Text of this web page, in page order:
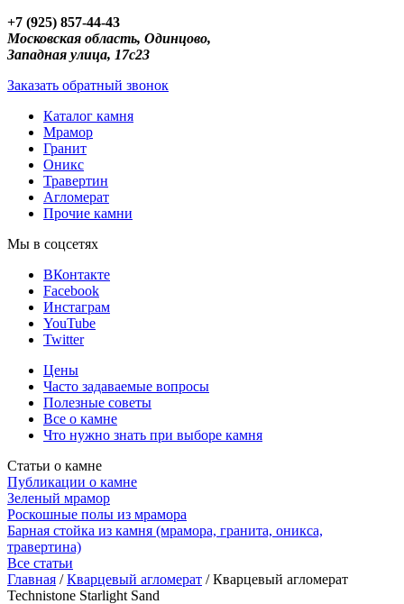
+7 (925) 857-44-43
Московская область, Одинцово,
Западная улица, 17с23
Заказать обратный звонок
Каталог камня
Мрамор
Гранит
Оникс
Травертин
Агломерат
Прочие камни
Мы в соцсетях
ВКонтакте
Facebook
Инстаграм
YouTube
Twitter
Цены
Часто задаваемые вопросы
Полезные советы
Все о камне
Что нужно знать при выборе камня
Статьи о камне
Публикации о камне
Зеленый мрамор
Роскошные полы из мрамора
Барная стойка из камня (мрамора, гранита, оникса,
травертина)
Все статьи
Главная / Кварцевый агломерат / Кварцевый агломерат
Technistone Starlight Sand